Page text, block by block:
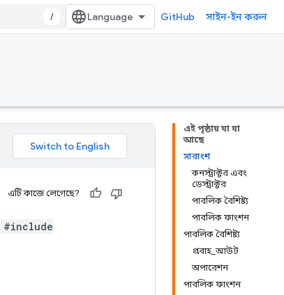
/ GitHub সাইন-ইন করুন
এই পৃষ্ঠায় যা যা
আছে
সারাংশ
কনস্ট্রাক্টর এবং
ডেস্ট্রাক্টর
পাবলিক বৈশিষ্ট্য
পাবলিক ফাংশন
পাবলিক বৈশিষ্ট্য
প্রবাহ_আউট
অপারেশন
পাবলিক ফাংশন
এটি কাজে লেগেছে?
#include